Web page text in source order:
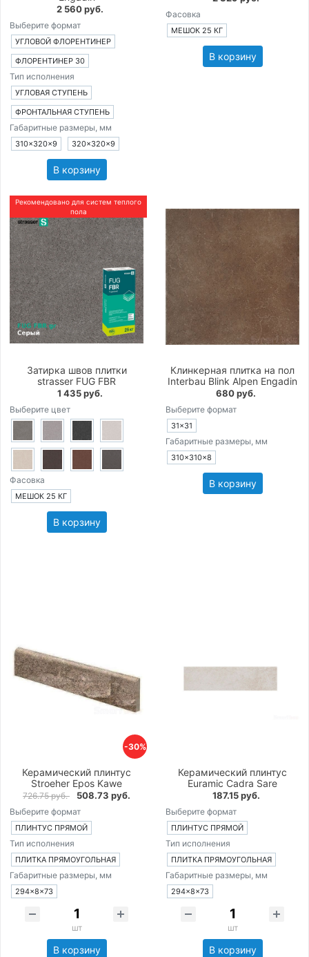
2 560 руб.
Выберите формат
УГЛОВОЙ ФЛОРЕНТИНЕР
ФЛОРЕНТИНЕР 30
Тип исполнения
УГЛОВАЯ СТУПЕНЬ
ФРОНТАЛЬНАЯ СТУПЕНЬ
Габаритные размеры, мм
310×320×9 320×320×9
В корзину
Фасовка
МЕШОК 25 КГ
В корзину
Рекомендовано для систем теплого
пола
Затирка швов плитки
strasser FUG FBR
1 435 руб.
Выберите цвет
Фасовка
МЕШОК 25 КГ
В корзину
Клинкерная плитка на пол
Interbau Blink Alpen Engadin
680 руб.
Выберите формат
31×31
Габаритные размеры, мм
310×310×8
В корзину
-30%
Керамический плинтус
Stroeher Epos Kawe
726.75 руб. 508.73 руб.
Выберите формат
ПЛИНТУС ПРЯМОЙ
Тип исполнения
ПЛИТКА ПРЯМОУГОЛЬНАЯ
Габаритные размеры, мм
294×8×73
шт
В корзину
Керамический плинтус
Euramic Cadra Sare
187.15 руб.
Выберите формат
ПЛИНТУС ПРЯМОЙ
Тип исполнения
ПЛИТКА ПРЯМОУГОЛЬНАЯ
Габаритные размеры, мм
294×8×73
шт
В корзину